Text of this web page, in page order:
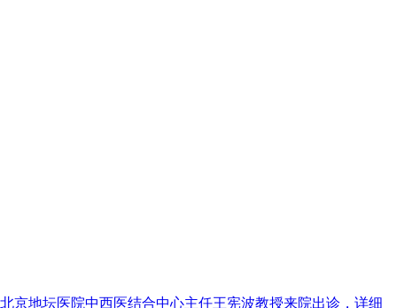
京地坛医院中西医结合中心主任王宪波教授来院出诊，详细